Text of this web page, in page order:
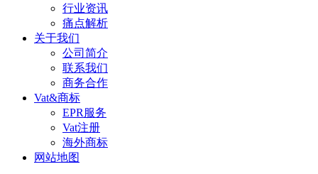
行业资讯
痛点解析
关于我们
公司简介
联系我们
商务合作
Vat&商标
EPR服务
Vat注册
海外商标
网站地图